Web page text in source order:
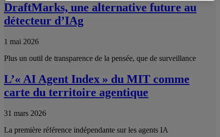
DraftMarks, une alternative future au
détecteur d’IAg
1 mai 2026
Plus un outil de transparence de la pensée, que de surveillance
L’« AI Agent Index » du MIT comme
carte du territoire agentique
31 mars 2026
La première référence indépendante sur les agents IA